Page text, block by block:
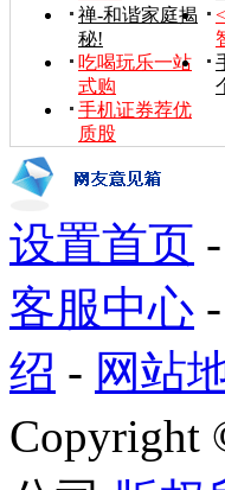
禅-和谐家庭揭
秘!
吃喝玩乐一站
式购
手机证券荐优
质股
设置首页 -
客服中心 -
绍 - 网站
Copyright